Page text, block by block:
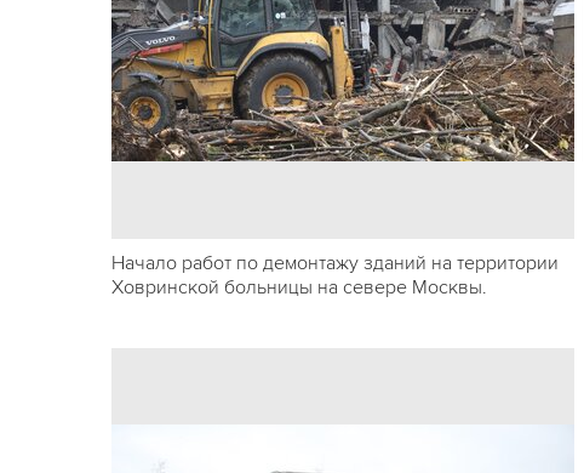
Начало работ по демонтажу зданий на территории
Ховринской больницы на севере Москвы.